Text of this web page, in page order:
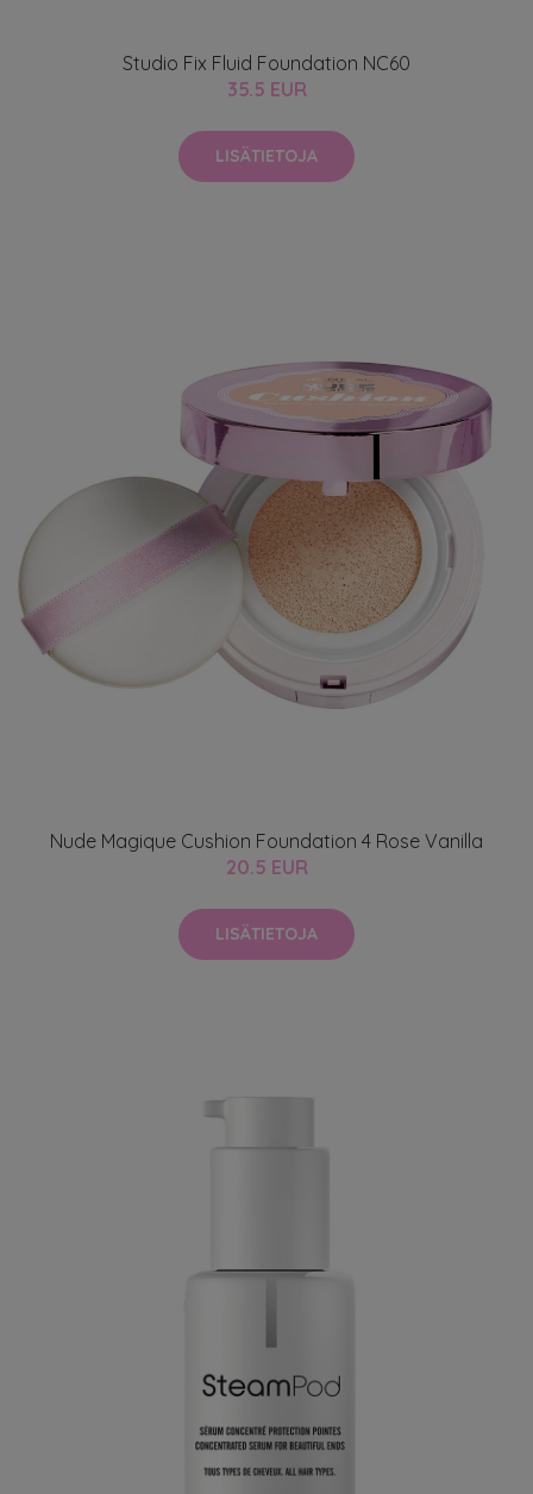
Studio Fix Fluid Foundation NC60
35.5 EUR
LISÄTIETOJA
Nude Magique Cushion Foundation 4 Rose Vanilla
20.5 EUR
LISÄTIETOJA